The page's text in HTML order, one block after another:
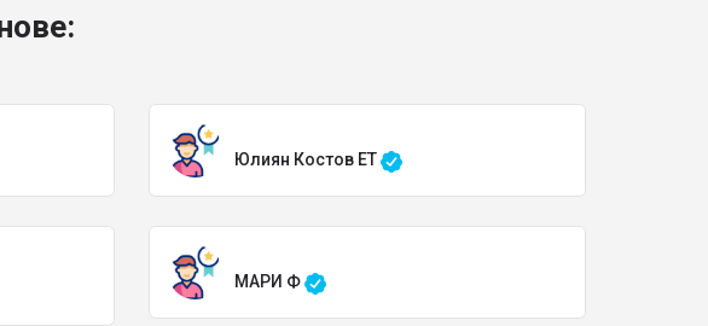
Юлиян Костов ЕТ
МАРИ Ф